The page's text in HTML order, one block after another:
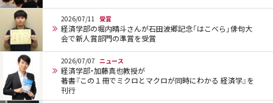
2026/07/11 受賞
経済学部の堀内晴斗さんが石田波郷記念「はこべら」俳句大
会で新人賞部門の準賞を受賞
2026/07/07 ニュース
経済学部・加藤真也教授が
著書『この１冊でミクロとマクロが同時にわかる 経済学』を
刊行